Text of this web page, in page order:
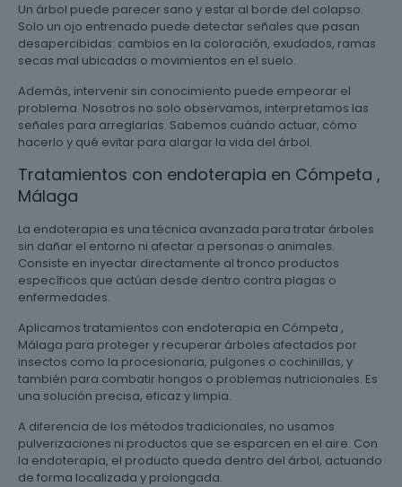
Un árbol puede parecer sano y estar al borde del colapso.
Solo un ojo entrenado puede detectar señales que pasan
desapercibidas: cambios en la coloración, exudados, ramas
secas mal ubicadas o movimientos en el suelo.
Además, intervenir sin conocimiento puede empeorar el
problema. Nosotros no solo observamos, interpretamos las
señales para arreglarlas. Sabemos cuándo actuar, cómo
hacerlo y qué evitar para alargar la vida del árbol.
Tratamientos con endoterapia en Cómpeta ,
Málaga
La endoterapia es una técnica avanzada para tratar árboles
sin dañar el entorno ni afectar a personas o animales.
Consiste en inyectar directamente al tronco productos
específicos que actúan desde dentro contra plagas o
enfermedades.
Aplicamos tratamientos con endoterapia en Cómpeta ,
Málaga para proteger y recuperar árboles afectados por
insectos como la procesionaria, pulgones o cochinillas, y
también para combatir hongos o problemas nutricionales. Es
una solución precisa, eficaz y limpia.
A diferencia de los métodos tradicionales, no usamos
pulverizaciones ni productos que se esparcen en el aire. Con
la endoterapia, el producto queda dentro del árbol, actuando
de forma localizada y prolongada.